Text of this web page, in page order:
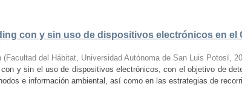
con y sin uso de dispositivos electrónicos en el
(Facultad del Hábitat, Universidad Autónoma de San Luis Potosí,
y sin el uso de dispositivos electrónicos, con el objetivo de
e información ambiental, así como en las estrategias de